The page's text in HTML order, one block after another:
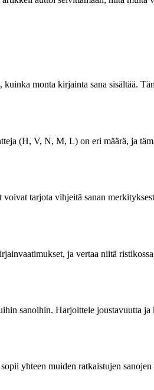
monta kirjainta sana sisältää.
(H, V, N, M, L) on eri määrä, ja
tarjota vihjeitä sanan
ja vertaa niitä
sanoihin. Harjoittele joustavuutta
yhteen muiden ratkaistujen sanojen